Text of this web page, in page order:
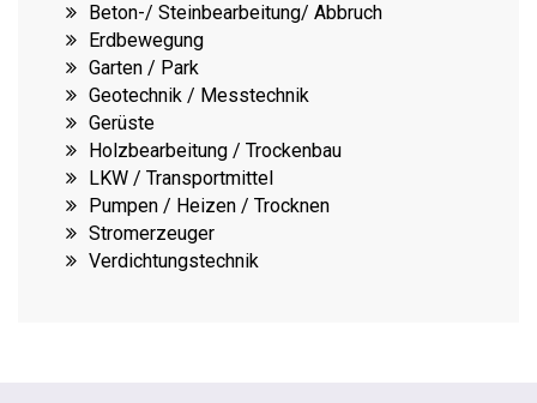
Beton-/ Steinbearbeitung/ Abbruch
Erdbewegung
Garten / Park
Geotechnik / Messtechnik
Gerüste
Holzbearbeitung / Trockenbau
LKW / Transportmittel
Pumpen / Heizen / Trocknen
Stromerzeuger
Verdichtungstechnik